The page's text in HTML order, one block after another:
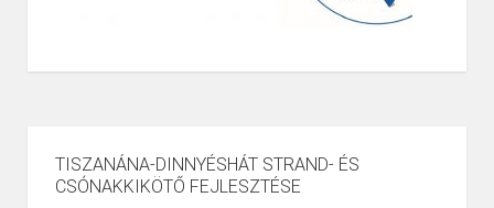
TISZANÁNA-DINNYÉSHÁT STRAND- ÉS
CSÓNAKKIKÖTŐ FEJLESZTÉSE